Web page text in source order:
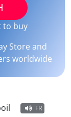
to buy
Store and
worldwide
FR